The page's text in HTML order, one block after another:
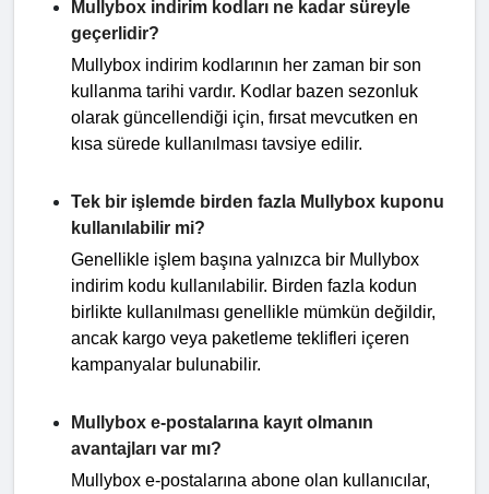
Mullybox indirim kodları ne kadar süreyle
geçerlidir?
Mullybox indirim kodlarının her zaman bir son
kullanma tarihi vardır. Kodlar bazen sezonluk
olarak güncellendiği için, fırsat mevcutken en
kısa sürede kullanılması tavsiye edilir.
Tek bir işlemde birden fazla Mullybox kuponu
kullanılabilir mi?
Genellikle işlem başına yalnızca bir Mullybox
indirim kodu kullanılabilir. Birden fazla kodun
birlikte kullanılması genellikle mümkün değildir,
ancak kargo veya paketleme teklifleri içeren
kampanyalar bulunabilir.
Mullybox e-postalarına kayıt olmanın
avantajları var mı?
Mullybox e-postalarına abone olan kullanıcılar,